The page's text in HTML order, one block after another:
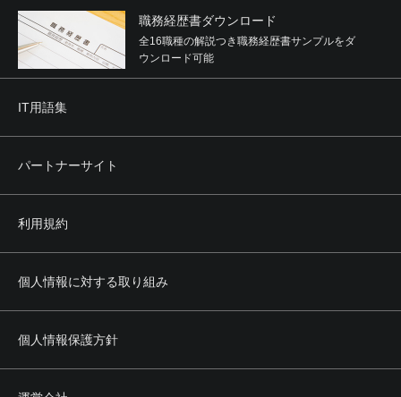
職務経歴書ダウンロード
全16職種の解説つき職務経歴書サンプルをダ
ウンロード可能
IT用語集
パートナーサイト
利用規約
個人情報に対する取り組み
個人情報保護方針